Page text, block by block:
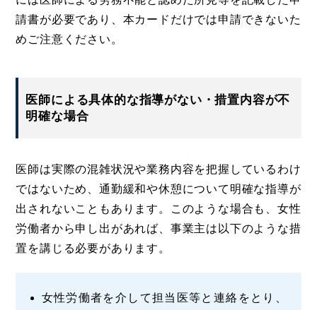
請書が必要であり、本カードだけでは申請できないた
めご注意ください。
医師による具体的な指導がない・措置内容が不
明確な場合
医師は実際の混雑状況や業務内容を把握しているわけ
ではないため、通勤緩和や休憩について明確な指導が
出されないこともあります。このような場合も、女性
労働者から申し出があれば、事業主は以下のような措
置を講じる必要があります。
女性労働者を介して担当医等と連絡をとり、